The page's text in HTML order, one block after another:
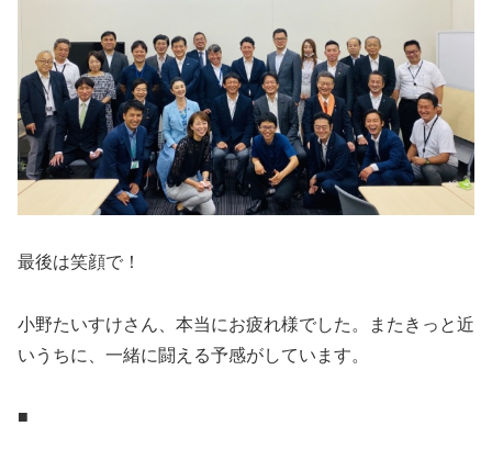
最後は笑顔で！
小野たいすけさん、本当にお疲れ様でした。またきっと近
いうちに、一緒に闘える予感がしています。
■